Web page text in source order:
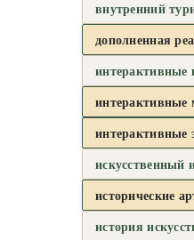
внутренний
дополненная
интерактивные
интерактивные
интерактивные
искусственный
исторические
история